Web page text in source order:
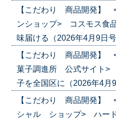
【こだわり 商品開発】
ンショップ> コスモス食
味届ける（2026年4月9日
【こだわり 商品開発】
菓子調進所 公式サイト>
子を全国区に（2026年4月
【こだわり 商品開発】
シャル ショップ> ハー